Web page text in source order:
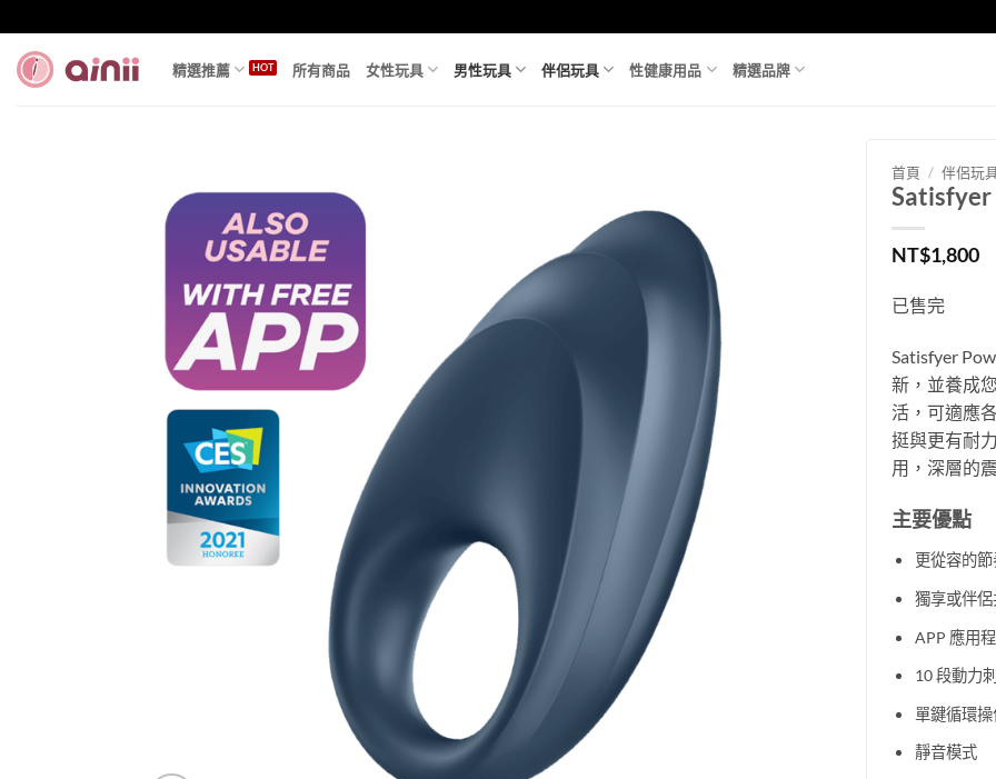
to
content
精選推薦 所有商品 女性玩具 男性玩具 伴侶玩具 性健康用品 精選品牌
首頁 / 伴侶玩
Satisfyer
NT$1,800
已售完
Satisfyer
新，並養成
活，可適應
挺與更有耐
用，深層的
主要優點
更從容的節
獨享或伴侶
APP 應用
10 段動力
單鍵循環操
靜音模式